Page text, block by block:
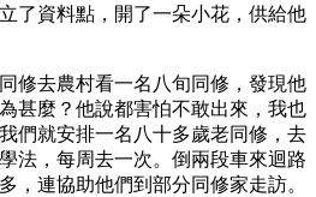
了資料點，開了一朵小花，供給他
修去農村看一名八旬同修，發現他
甚麼？他說都害怕不敢出來，我也
們就安排一名八十多歲老同修，去
法，每周去一次。倒兩段車來迴路
，連協助他們到部分同修家走訪。